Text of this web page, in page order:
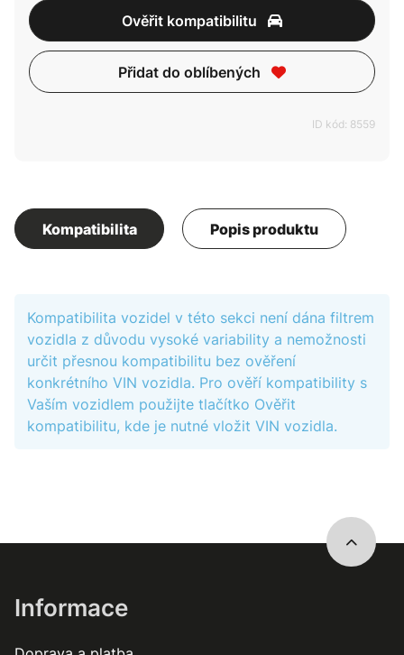
Ověřit kompatibilitu
Přidat do oblíbených
ID kód: 8559
Kompatibilita Popis produktu
Kompatibilita vozidel v této sekci není dána filtrem
vozidla z důvodu vysoké variability a nemožnosti
určit přesnou kompatibilitu bez ověření
konkrétního VIN vozidla. Pro ověří kompatibility s
Vaším vozidlem použijte tlačítko Ověřit
kompatibilitu, kde je nutné vložit VIN vozidla.
Informace